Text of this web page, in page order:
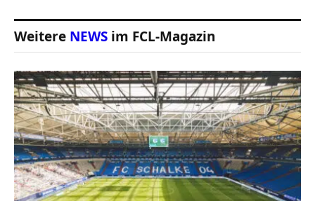
Weitere NEWS im FCL-Magazin